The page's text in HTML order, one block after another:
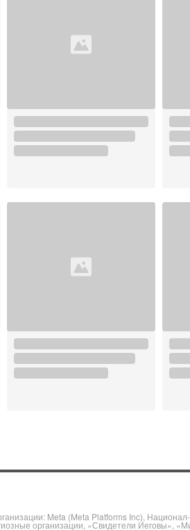
Meta (Meta Platforms Inc),
организации, «Свидетели Иеговы»,